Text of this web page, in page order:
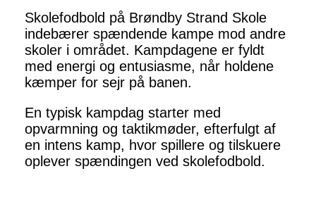
Skolefodbold på Brøndby Strand Skole
indebærer spændende kampe mod andre
skoler i området. Kampdagene er fyldt
med energi og entusiasme, når holdene
kæmper for sejr på banen.
En typisk kampdag starter med
opvarmning og taktikmøder, efterfulgt af
en intens kamp, hvor spillere og tilskuere
oplever spændingen ved skolefodbold.